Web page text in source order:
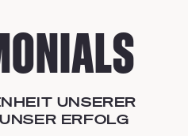
UNSERER
ERFOLG